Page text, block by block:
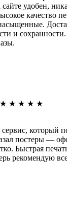
удобен,
качество
и сохранности.
★ ★ ★ ★ ★
который
постеры —
Быстрая
рекомендую